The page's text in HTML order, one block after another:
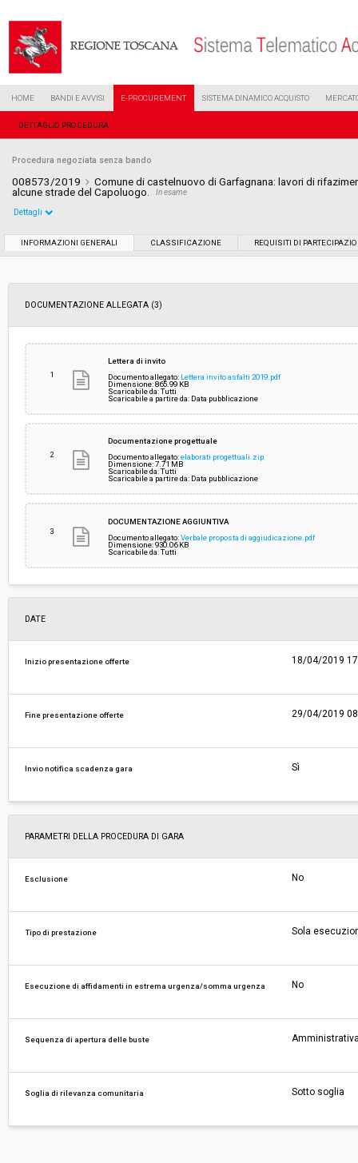
HOME BANDI E AVVISI E-PROCUREMENT SISTEMA DINAMICO ACQUISTO
DETTAGLIO PROCEDURA
Procedura negoziata senza bando
008573/2019
Comune di castelnuovo di Garfagnana: lavori di
alcune strade del Capoluogo.
In esame
Data pubblicazione:
Svolgimento:
Responsabile attuale:
COMUNE DI CASTELNUOVO DI GARFAGNANA
MANUTENZIONI
Dettagli
INFORMAZIONI GENERALI CLASSIFICAZIONE REQUISITI DI
DOCUMENTAZIONE ALLEGATA (3)
1
Lettera di invito
Documento allegato: Lettera invito asfalti 2019.pdf
Dimensione: 865.99 KB
Scaricabile da: Tutti
Scaricabile a partire da: Data pubblicazione
2
Documentazione progettuale
Documento allegato:elaborati progettuali.zip
Dimensione: 7.71 MB
Scaricabile da: Tutti
Scaricabile a partire da: Data pubblicazione
3
DOCUMENTAZIONE AGGIUNTIVA
Documento allegato:Verbale proposta di aggiudicazione.pdf
Dimensione: 930.06 KB
Scaricabile da: Tutti
DATE
Inizio presentazione offerte 18/04/2019
Fine presentazione offerte 29/04/2019
Invio notifica scadenza gara Sì
PARAMETRI DELLA PROCEDURA DI GARA
Esclusione No
Tipo di prestazione Sola
Esecuzione di affidamenti in estrema urgenza/somma urgenza No
Sequenza di apertura delle buste
Soglia di rilevanza comunitaria Sotto soglia